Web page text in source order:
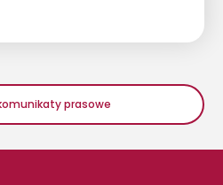
prasowe